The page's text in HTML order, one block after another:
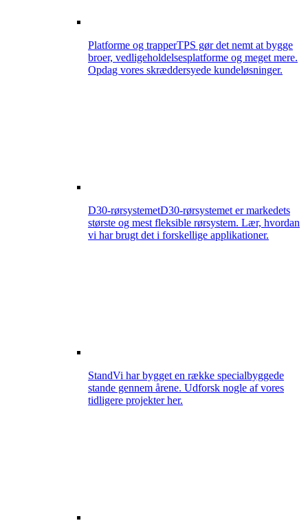
Platforme og trapperTPS gør det nemt at bygge
broer, vedligeholdelsesplatforme og meget mere.
Opdag vores skræddersyede kundeløsninger.
D30-rørsystemetD30-rørsystemet er markedets
største og mest fleksible rørsystem. Lær, hvordan
vi har brugt det i forskellige applikationer.
StandVi har bygget en række specialbyggede
stande gennem årene. Udforsk nogle af vores
tidligere projekter her.